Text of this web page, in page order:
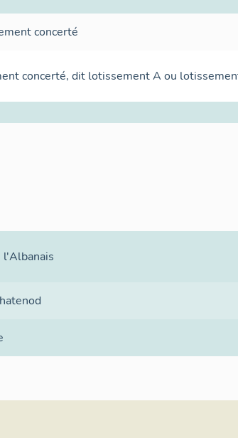
concerté
concerté, dit lotissement A ou
l'Albanais